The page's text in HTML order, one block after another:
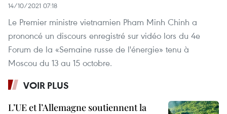
14/10/2021 07:18
Le Premier ministre vietnamien Pham Minh Chinh a
prononcé un discours enregistré sur vidéo lors du 4e
Forum de la «Semaine russe de l'énergie» tenu à
Moscou du 13 au 15 octobre.
VOIR PLUS
L’UE et l’Allemagne soutiennent la